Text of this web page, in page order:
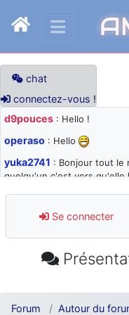
chat
connectez-vous !
d9pouces : Hello !
operaso : Hello
yuka2741 : Bonjour tout le
quelqu'un c'est vers qu'elle
d9pouces: désolé pour
jours : je teste des
: Super, la
d9pouces: je suis un
comprendre
Se connecter
Forum Autour du